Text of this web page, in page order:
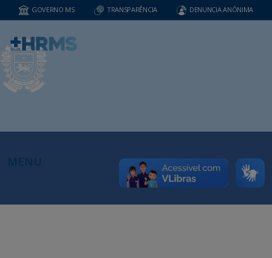
GOVERNO MS TRANSPARÊNCIA DENUNCIA ANÔNIMA